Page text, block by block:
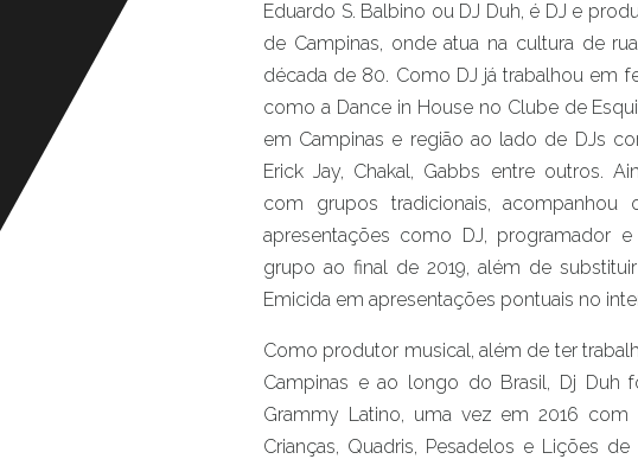
Eduardo S. Balbino ou DJ Duh, é DJ e
de Campinas, onde atua na cultura de
década de 80. Como DJ já trabalhou em
como a Dance in House no Clube de
em Campinas e região ao lado de DJs
Erick Jay, Chakal, Gabbs entre outros.
com grupos tradicionais,
apresentações como DJ, programador
grupo ao final de 2019, além de
Emicida em apresentações pontuais no
Como produtor musical, além de ter
Campinas e ao longo do Brasil, Dj Duh
Grammy Latino, uma vez em 2016 com
Crianças, Quadris, Pesadelos e Lições